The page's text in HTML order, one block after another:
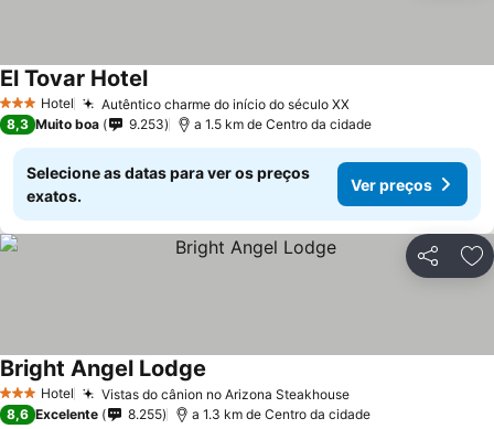
3 EstrelasHotel Autêntico charme do início do século XX
El Tovar Hotel
8,3 Muito boa 9.253 a 1.5 km de Centro da cidade
Selecione as datas para ver os preços
exatos.
Ver preços
Partilhar
3 EstrelasHotel Vistas do cânion no Arizona Steakhouse
Bright Angel Lodge
8,6 Excelente 8.255 a 1.3 km de Centro da cidade